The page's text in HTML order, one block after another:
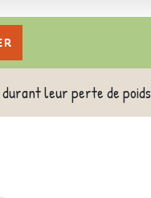
durant leur perte de poids